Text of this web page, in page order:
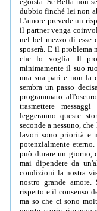
dubbio finché lei non
L'amore prevede un
il partner venga
nel bel mezzo di esse
sposerà. E il problema
che lo voglia. Il
minimamente il suo
una sua pari e non la
sembra un passo
programmato
trasmettere
leggeranno queste
seconde a nessuno,
lavori sono priorità e
potenzialmente
può durare un giorno,
mai dipendere da
condizioni la nostra
nostro grande
rispetto e il consenso
ma so che ci sono